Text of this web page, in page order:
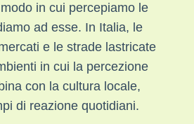
in cui percepiamo le
ad esse. In Italia, le
e le strade lastricate
in cui la percezione
con la cultura locale,
di reazione quotidiani.